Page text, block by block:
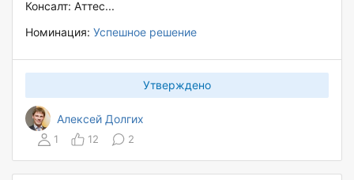
Консалт: Аттес...
Номинация: Успешное решение
Алексей Долгих
Утверждено
1 12 2